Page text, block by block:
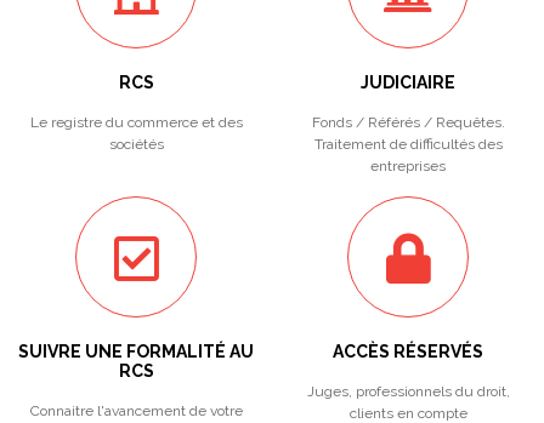
RCS
Le registre du commerce et des
sociétés
JUDICIAIRE
Fonds / Référés / Requêtes.
Traitement de difficultés des
entreprises
SUIVRE UNE FORMALITÉ AU
RCS
Connaitre l'avancement de votre
ACCÈS RÉSERVÉS
Juges, professionnels du droit,
clients en compte